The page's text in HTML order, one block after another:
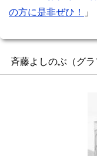
の方に是非ぜひ！
」
斉藤よしのぶ（グラ